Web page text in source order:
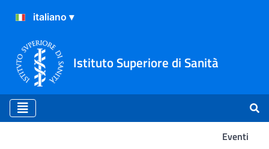
Istituto Superiore di Sanità
Eventi